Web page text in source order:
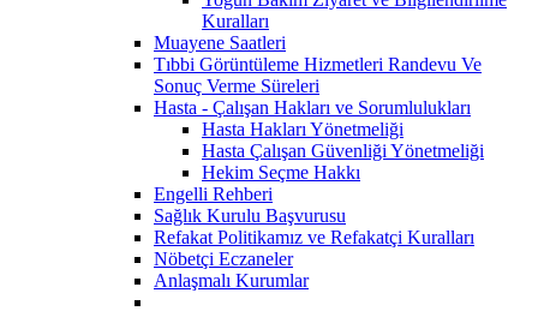
Kuralları
Muayene Saatleri
Tıbbi Görüntüleme Hizmetleri Randevu Ve
Sonuç Verme Süreleri
Hasta - Çalışan Hakları ve Sorumlulukları
Hasta Hakları Yönetmeliği
Hasta Çalışan Güvenliği Yönetmeliği
Hekim Seçme Hakkı
Engelli Rehberi
Sağlık Kurulu Başvurusu
Refakat Politikamız ve Refakatçi Kuralları
Nöbetçi Eczaneler
Anlaşmalı Kurumlar